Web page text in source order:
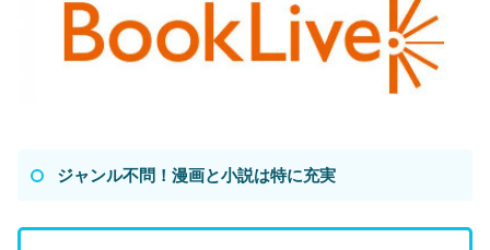
ジャンル不問！漫画と小説は特に充実